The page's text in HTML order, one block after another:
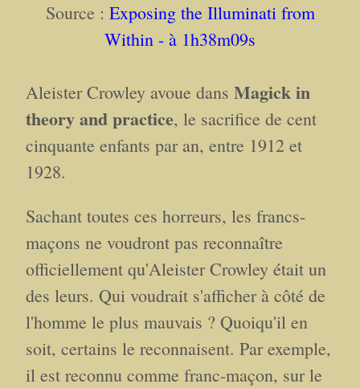
Source : Exposing the Illuminati from
Within - à 1h38m09s
Aleister Crowley avoue dans Magick in
theory and practice, le sacrifice de cent
cinquante enfants par an, entre 1912 et
1928.
Sachant toutes ces horreurs, les francs-
maçons ne voudront pas reconnaître
officiellement qu'Aleister Crowley était un
des leurs. Qui voudrait s'afficher à côté de
l'homme le plus mauvais ? Quoiqu'il en
soit, certains le reconnaisent. Par exemple,
il est reconnu comme franc-maçon, sur le